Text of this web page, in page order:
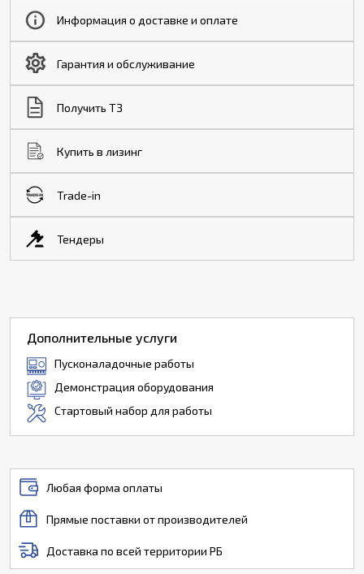
Информация о доставке и оплате
Гарантия и обслуживание
Получить ТЗ
Купить в лизинг
Trade-in
Тендеры
Дополнительные услуги
Пусконаладочные работы
Демонстрация оборудования
Стартовый набор для работы
Любая форма оплаты
Прямые поставки от производителей
Доставка по всей территории РБ